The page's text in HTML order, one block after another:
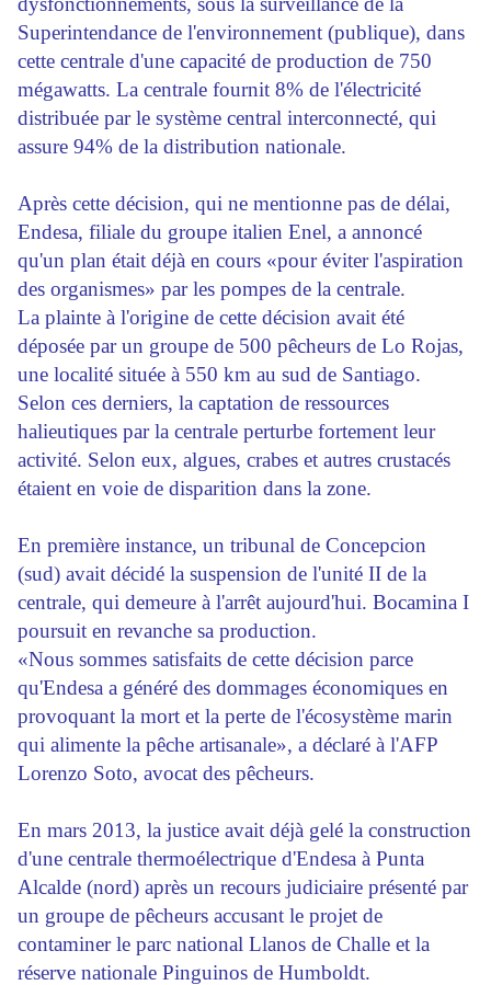
Superintendance de l'environnement (publique), dans
cette centrale d'une capacité de production de 750
mégawatts. La centrale fournit 8% de l'électricité
distribuée par le système central interconnecté, qui
assure 94% de la distribution nationale.
Après cette décision, qui ne mentionne pas de délai,
Endesa, filiale du groupe italien Enel, a annoncé
qu'un plan était déjà en cours «pour éviter l'aspiration
des organismes» par les pompes de la centrale.
La plainte à l'origine de cette décision avait été
déposée par un groupe de 500 pêcheurs de Lo Rojas,
une localité située à 550 km au sud de Santiago.
Selon ces derniers, la captation de ressources
halieutiques par la centrale perturbe fortement leur
activité. Selon eux, algues, crabes et autres crustacés
étaient en voie de disparition dans la zone.
En première instance, un tribunal de Concepcion
(sud) avait décidé la suspension de l'unité II de la
centrale, qui demeure à l'arrêt aujourd'hui. Bocamina I
poursuit en revanche sa production.
«Nous sommes satisfaits de cette décision parce
qu'Endesa a généré des dommages économiques en
provoquant la mort et la perte de l'écosystème marin
qui alimente la pêche artisanale», a déclaré à l'AFP
Lorenzo Soto, avocat des pêcheurs.
En mars 2013, la justice avait déjà gelé la construction
d'une centrale thermoélectrique d'Endesa à Punta
Alcalde (nord) après un recours judiciaire présenté par
un groupe de pêcheurs accusant le projet de
contaminer le parc national Llanos de Challe et la
réserve nationale Pinguinos de Humboldt.